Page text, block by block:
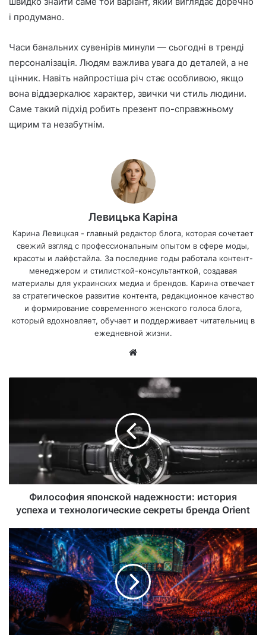
і продумано.
Часи банальних сувенірів минули — сьогодні в тренді
персоналізація. Людям важлива увага до деталей, а не
цінник. Навіть найпростіша річ стає особливою, якщо
вона віддзеркалює характер, звички чи стиль людини.
Саме такий підхід робить презент по-справжньому
щирим та незабутнім.
Левицька Каріна
Карина Левицкая - главный редактор блога, которая сочетает
свежий взгляд с профессиональным опытом в сфере моды,
красоты и лайфстайла. За последние годы работала контент-
менеджером и стилисткой-консультанткой, создавая
материалы для украинских медиа и брендов. Карина отвечает
за стратегическое развитие контента, редакционное качество
и формирование современного женского голоса блога,
который вдохновляет, обучает и поддерживает читательниц в
ежедневной жизни.
Философия японской надежности: история
успеха и технологические секреты бренда Orient